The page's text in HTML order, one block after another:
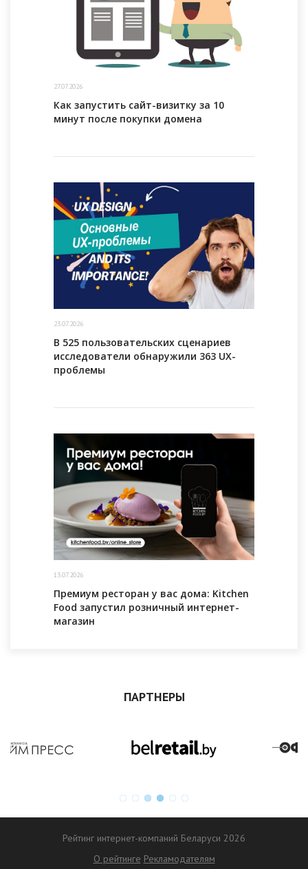
27.07.2026
Как запустить сайт-визитку за 10
минут после покупки домена
23.07.2026
В 525 пользовательских сценариев
исследователи обнаружили 363 UX-
проблемы
13.07.2026
Премиум ресторан у вас дома: Kitchen
Food запустил розничный интернет-
магазин
ПАРТНЕРЫ
Рейтинг интернет-компаний Беларуси 2026
О рейтинге Рекламодателям